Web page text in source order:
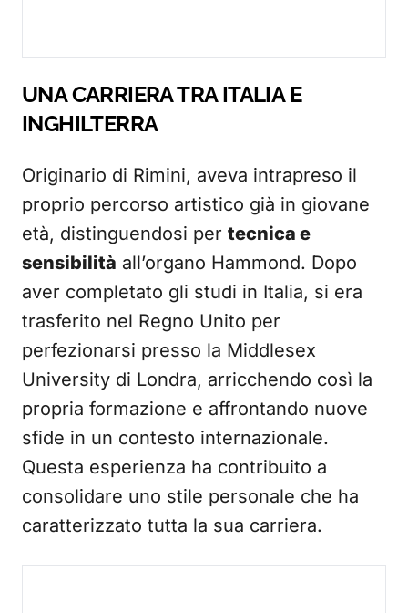
UNA CARRIERA TRA ITALIA E
INGHILTERRA
Originario di Rimini, aveva intrapreso il
proprio percorso artistico già in giovane
età, distinguendosi per tecnica e
sensibilità all’organo Hammond. Dopo
aver completato gli studi in Italia, si era
trasferito nel Regno Unito per
perfezionarsi presso la Middlesex
University di Londra, arricchendo così la
propria formazione e affrontando nuove
sfide in un contesto internazionale.
Questa esperienza ha contribuito a
consolidare uno stile personale che ha
caratterizzato tutta la sua carriera.